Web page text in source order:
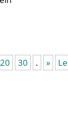
20 30 . »